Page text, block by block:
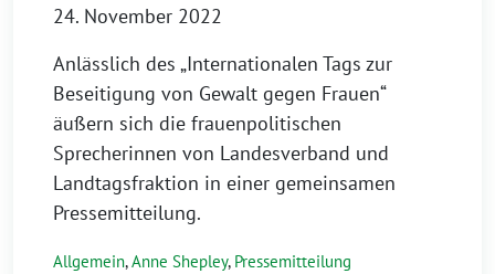
24. November 2022
Anlässlich des „Internationalen Tags zur
Beseitigung von Gewalt gegen Frauen“
äußern sich die frauenpolitischen
Sprecherinnen von Landesverband und
Landtagsfraktion in einer gemeinsamen
Pressemitteilung.
Allgemein,Anne Shepley, Pressemitteilung